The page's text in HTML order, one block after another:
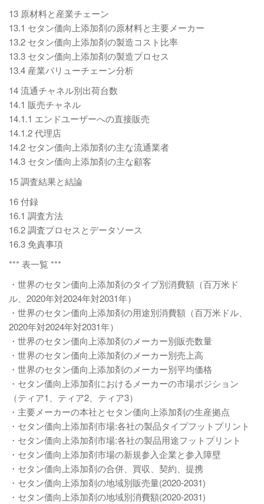
13 原材料と産業チェーン
13.1 セタン価向上添加剤の原材料と主要メーカー
13.2 セタン価向上添加剤の製造コスト比率
13.3 セタン価向上添加剤の製造プロセス
13.4 産業バリューチェーン分析
14 流通チャネル別出荷台数
14.1 販売チャネル
14.1.1 エンドユーザーへの直接販売
14.1.2 代理店
14.2 セタン価向上添加剤の主な流通業者
14.3 セタン価向上添加剤の主な顧客
15 調査結果と結論
16 付録
16.1 調査方法
16.2 調査プロセスとデータソース
16.3 免責事項
*** 表一覧 ***
・世界のセタン価向上添加剤のタイプ別消費額（百万米ド
ル、2020年対2024年対2031年）
・世界のセタン価向上添加剤の用途別消費額（百万米ドル、
2020年対2024年対2031年）
・世界のセタン価向上添加剤のメーカー別販売数量
・世界のセタン価向上添加剤のメーカー別売上高
・世界のセタン価向上添加剤のメーカー別平均価格
・セタン価向上添加剤におけるメーカーの市場ポジション
（ティア1、ティア2、ティア3）
・主要メーカーの本社とセタン価向上添加剤の生産拠点
・セタン価向上添加剤市場:各社の製品タイプフットプリント
・セタン価向上添加剤市場:各社の製品用途フットプリント
・セタン価向上添加剤市場の新規参入企業と参入障壁
・セタン価向上添加剤の合併、買収、契約、提携
・セタン価向上添加剤の地域別販売量(2020-2031)
・セタン価向上添加剤の地域別消費額(2020-2031)